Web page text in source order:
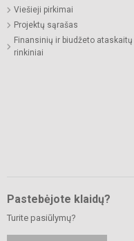
Viešieji pirkimai
Projektų sąrašas
Finansinių ir biudžeto ataskaitų
rinkiniai
Pastebėjote klaidų?
Turite pasiūlymų?